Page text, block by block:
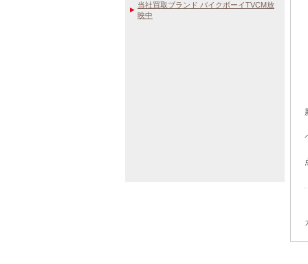
当社買取ブランド バイクボーイTVCM放
映中